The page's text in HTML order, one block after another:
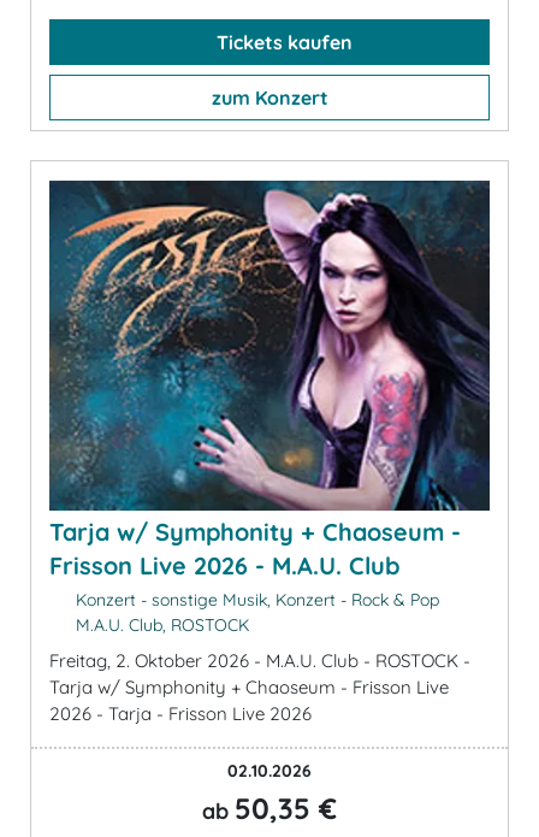
Tickets kaufen
zum Konzert
Tarja w/ Symphonity + Chaoseum -
Frisson Live 2026 - M.A.U. Club
Konzert - sonstige Musik, Konzert - Rock & Pop
M.A.U. Club, ROSTOCK
Freitag, 2. Oktober 2026 - M.A.U. Club - ROSTOCK -
Tarja w/ Symphonity + Chaoseum - Frisson Live
2026 - Tarja - Frisson Live 2026
02.10.2026
ab 50,35 €